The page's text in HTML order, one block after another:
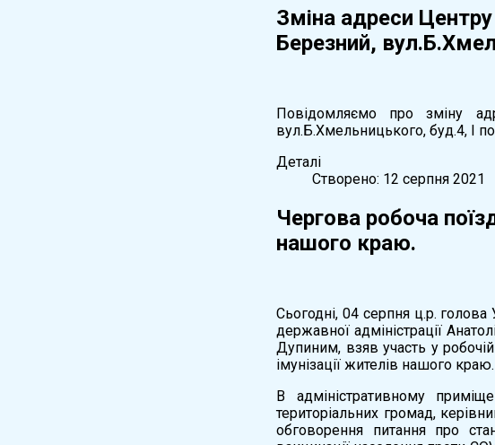
Зміна адреси
Березний,
Повідомляємо про зміну
вул.Б.Хмельницького, буд.4, І
Деталі
Створено: 12 серпня 2021
Чергова робоча
нашого краю.
Сьогодні, 04 серпня ц.р.
державної адміністрації
Дупиним, взяв участь у
імунізації жителів нашого краю.
В адміністративному
територіальних громад,
обговорення питання про